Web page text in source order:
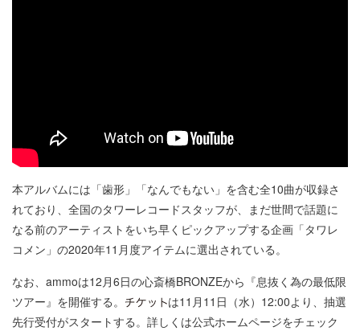
本アルバムには「歯形」「なんでもない」を含む全10曲が収録さ
れており、全国のタワーレコードスタッフが、まだ世間で話題に
なる前のアーティストをいち早くピックアップする企画「タワレ
コメン」の2020年11月度アイテムに選出されている。
なお、ammoは12月6日の心斎橋BRONZEから『息抜く為の最低限
ツアー』を開催する。
は11月11日（水）12:00より、抽選
先行受付がスタートする。詳しくは公式ホームページをチェック